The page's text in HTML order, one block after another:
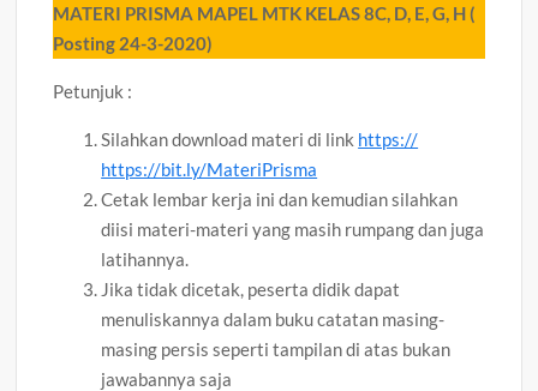
MATERI PRISMA MAPEL MTK KELAS 8C, D, E, G, H (
Posting 24-3-2020)
Petunjuk :
Silahkan download materi di link https://
https://bit.ly/MateriPrisma
Cetak lembar kerja ini dan kemudian silahkan
diisi materi-materi yang masih rumpang dan juga
latihannya.
Jika tidak dicetak, peserta didik dapat
menuliskannya dalam buku catatan masing-
masing persis seperti tampilan di atas bukan
jawabannya saja